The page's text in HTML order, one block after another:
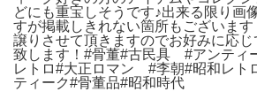
どにも重宝しそうです♪出来る限り画
すが掲載しきれない箇所もございま
譲りさせて頂きますのでお好みに応
致します！#骨董#古民具 #アンティ
レトロ#大正ロマン #李朝#昭和レト
ティーク#骨董品#昭和時代